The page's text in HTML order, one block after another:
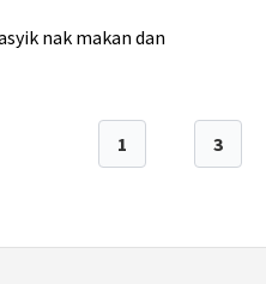
nak makan dan
1 3